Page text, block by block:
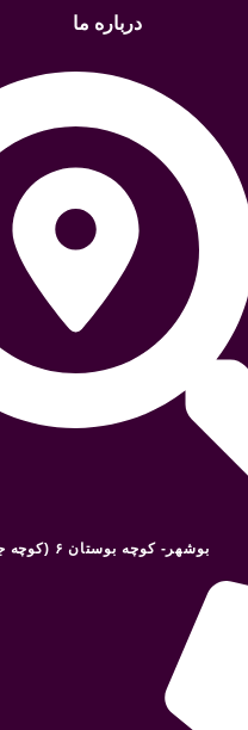
درباره ما
بوشهر- کوچه بوستان ۶ (کوچه جنب استانداری)